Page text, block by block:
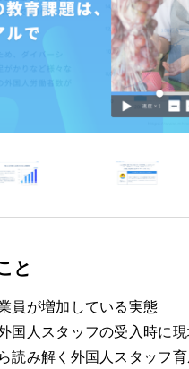
と
員が増加している実態
国人スタッフの受入時に
読み解く外国人スタッフ